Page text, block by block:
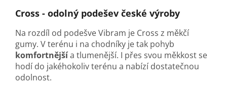
Cross - odolný podešev české výroby
Na rozdíl od podešve Vibram je Cross z měkčí
gumy. V terénu i na chodníky je tak pohyb
komfortnějšía tlumenější. I přes svou měkkost se
hodí do jakéhokoliv terénu a nabízí dostatečnou
odolnost.